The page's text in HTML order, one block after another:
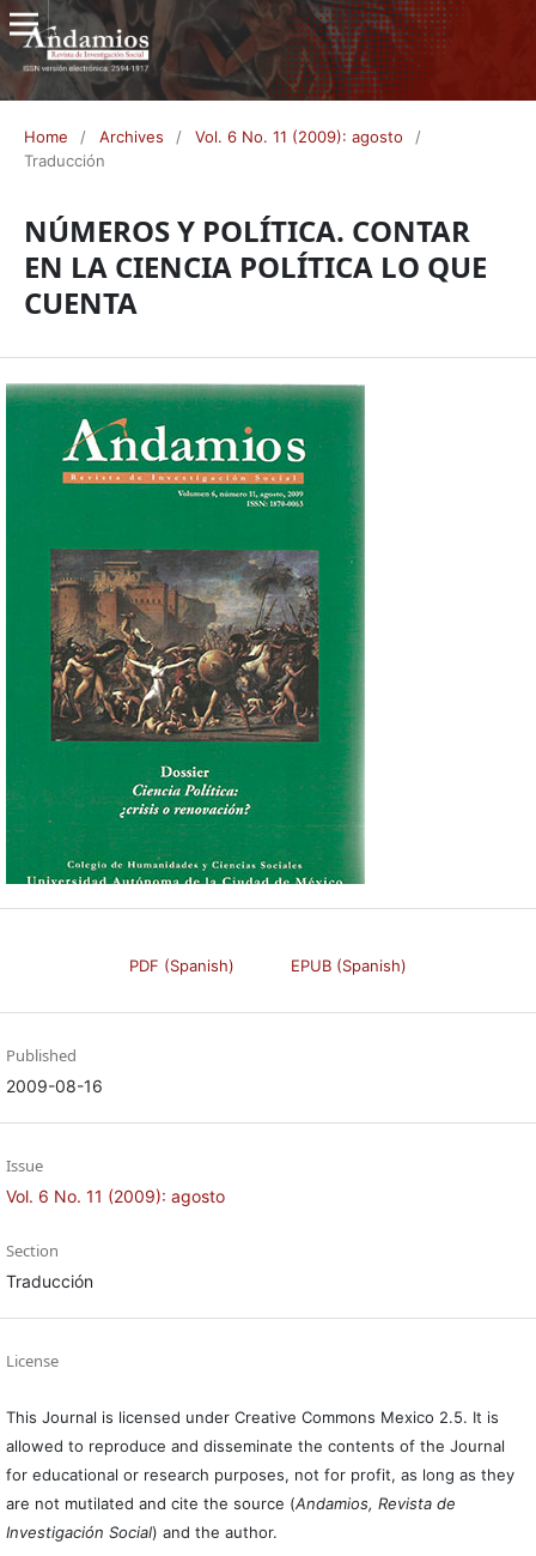
Home / Archives / Vol. 6 No. 11 (2009): agosto
/
Traducción
NÚMEROS Y POLÍTICA. CONTAR
EN LA CIENCIA POLÍTICA LO QUE
CUENTA
PDF (Spanish) EPUB (Spanish)
Published
2009-08-16
Issue
Vol. 6 No. 11 (2009): agosto
Section
Traducción
License
This Journal is licensed under Creative Commons Mexico 2.5. It is
allowed to reproduce and disseminate the contents of the Journal
for educational or research purposes, not for profit, as long as they
are not mutilated and cite the source (Andamios, Revista de
Investigación Social) and the author.